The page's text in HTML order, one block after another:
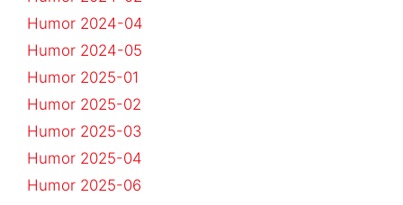
Humor 2024-04
Humor 2024-05
Humor 2025-01
Humor 2025-02
Humor 2025-03
Humor 2025-04
Humor 2025-06